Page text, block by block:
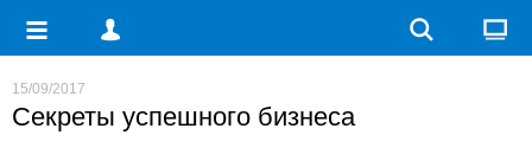
15/09/2017
Секреты успешного бизнеса